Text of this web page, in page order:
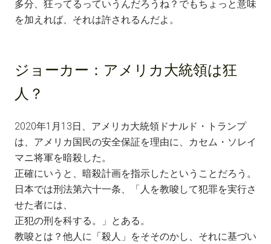
多分、狂ってるっていうんだろうね？でもちょっと意味
を加えれば、それは許されるんだよ。
ジョーカー： アメリカ大統領は狂
人？
2020年1月13日、アメリカ大統領ドナルド・トランプ
は、アメリカ国民の安全保証を理由に、カセム・ソレイ
マニ将軍を暗殺した。
正確にいうと、暗殺計画を指示したということだろう。
日本では刑法第六十一条、「人を教唆して犯罪を実行さ
せた者には、
正犯の刑を科する。」とある。
教唆とは？他人に「殺人」をそそのかし、それに基づい